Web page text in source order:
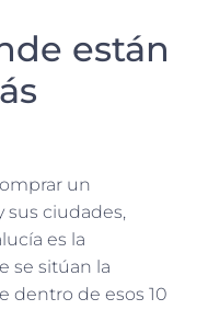
están
un
sus ciudades,
es la
se sitúan la
dentro de esos 10